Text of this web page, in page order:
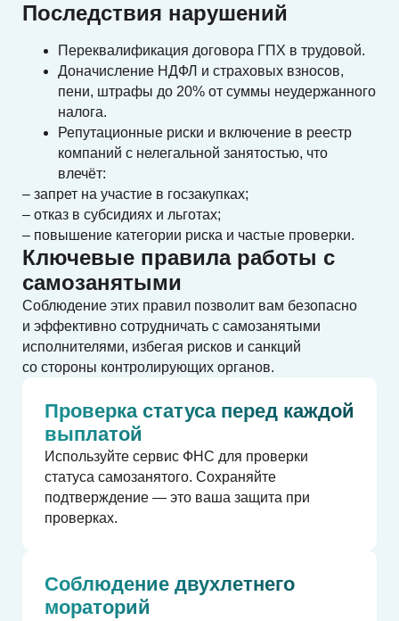
Последствия нарушений
Переквалификация договора ГПХ в трудовой.
Доначисление НДФЛ и страховых взносов,
пени, штрафы до 20% от суммы неудержанного
налога.
Репутационные риски и включение в реестр
компаний с нелегальной занятостью, что
влечёт:
– запрет на участие в госзакупках;
– отказ в субсидиях и льготах;
– повышение категории риска и частые проверки.
Ключевые правила работы с
самозанятыми
Соблюдение этих правил позволит вам безопасно
и эффективно сотрудничать с самозанятыми
исполнителями, избегая рисков и санкций
со стороны контролирующих органов.
Проверка статуса перед каждой
выплатой
Используйте сервис ФНС для проверки
статуса самозанятого. Сохраняйте
подтверждение — это ваша защита при
проверках.
Соблюдение двухлетнего
мораторий